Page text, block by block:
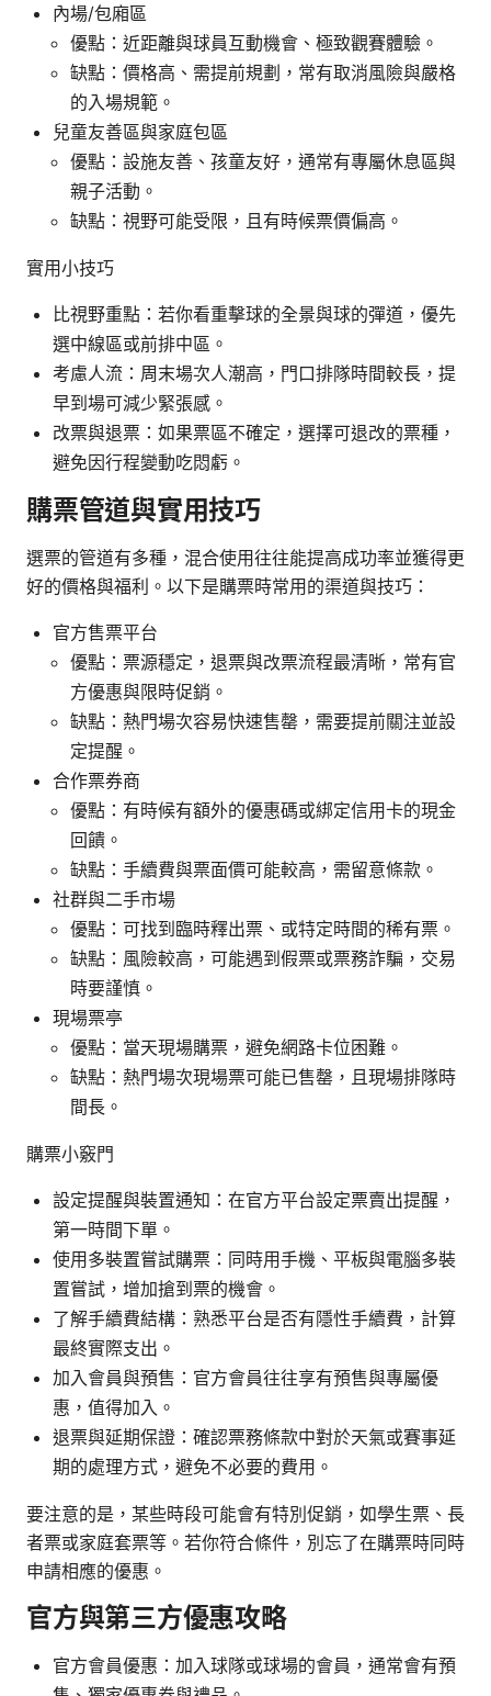
內場/包廂區
優點：近距離與球員互動機會、極致觀賽體驗。
缺點：價格高、需提前規劃，常有取消風險與嚴格
的入場規範。
兒童友善區與家庭包區
優點：設施友善、孩童友好，通常有專屬休息區與
親子活動。
缺點：視野可能受限，且有時候票價偏高。
實用小技巧
比視野重點：若你看重擊球的全景與球的彈道，優先
選中線區或前排中區。
考慮人流：周末場次人潮高，門口排隊時間較長，提
早到場可減少緊張感。
改票與退票：如果票區不確定，選擇可退改的票種，
避免因行程變動吃悶虧。
購票管道與實用技巧
選票的管道有多種，混合使用往往能提高成功率並獲得更
好的價格與福利。以下是購票時常用的渠道與技巧：
官方售票平台
優點：票源穩定，退票與改票流程最清晰，常有官
方優惠與限時促銷。
缺點：熱門場次容易快速售罄，需要提前關注並設
定提醒。
合作票券商
優點：有時候有額外的優惠碼或綁定信用卡的現金
回饋。
缺點：手續費與票面價可能較高，需留意條款。
社群與二手市場
優點：可找到臨時釋出票、或特定時間的稀有票。
缺點：風險較高，可能遇到假票或票務詐騙，交易
時要謹慎。
現場票亭
優點：當天現場購票，避免網路卡位困難。
缺點：熱門場次現場票可能已售罄，且現場排隊時
間長。
購票小竅門
設定提醒與裝置通知：在官方平台設定票賣出提醒，
第一時間下單。
使用多裝置嘗試購票：同時用手機、平板與電腦多裝
置嘗試，增加搶到票的機會。
了解手續費結構：熟悉平台是否有隱性手續費，計算
最終實際支出。
加入會員與預售：官方會員往往享有預售與專屬優
惠，值得加入。
退票與延期保證：確認票務條款中對於天氣或賽事延
期的處理方式，避免不必要的費用。
要注意的是，某些時段可能會有特別促銷，如學生票、長
者票或家庭套票等。若你符合條件，別忘了在購票時同時
申請相應的優惠。
官方與第三方優惠攻略
官方會員優惠：加入球隊或球場的會員，通常會有預